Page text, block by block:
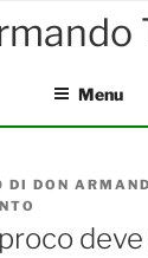
Menu
DI DON
L’AIUTO
RECIPROCO